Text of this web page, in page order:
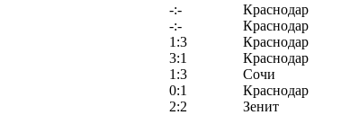
-:-
Краснодар
-:-
Краснодар
1:3
Краснодар
3:1
Краснодар
1:3
Сочи
0:1
Краснодар
2:2
Зенит